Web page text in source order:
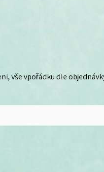
vše vpořádku dle